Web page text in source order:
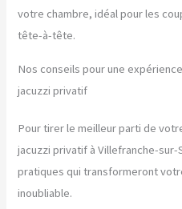
votre chambre, idéal pour les
tête-à-tête.
Nos conseils pour une
jacuzzi privatif
Pour tirer le meilleur parti de
jacuzzi privatif à Villefranche-
pratiques qui transformeront
inoubliable.